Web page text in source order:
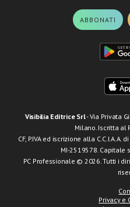
ABBONATI
Visibilia Editrice Srl- Via Privata
Milano. Iscritta al
CF, P.IVA ed iscrizione alla
MI-2519578. Capitale
PC Professionale © 2026. Tutti i
Privacy e